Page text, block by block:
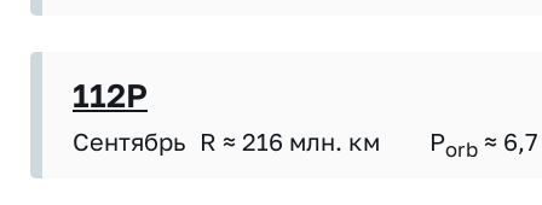
112P
Сентябрь R ≈ 216 млн. км Porb ≈ 6,7